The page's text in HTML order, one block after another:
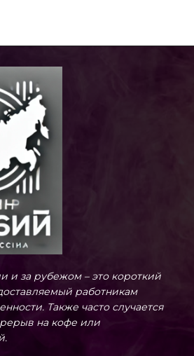
и за рубежом – это короткий
работникам
Также часто случается
на кофе или